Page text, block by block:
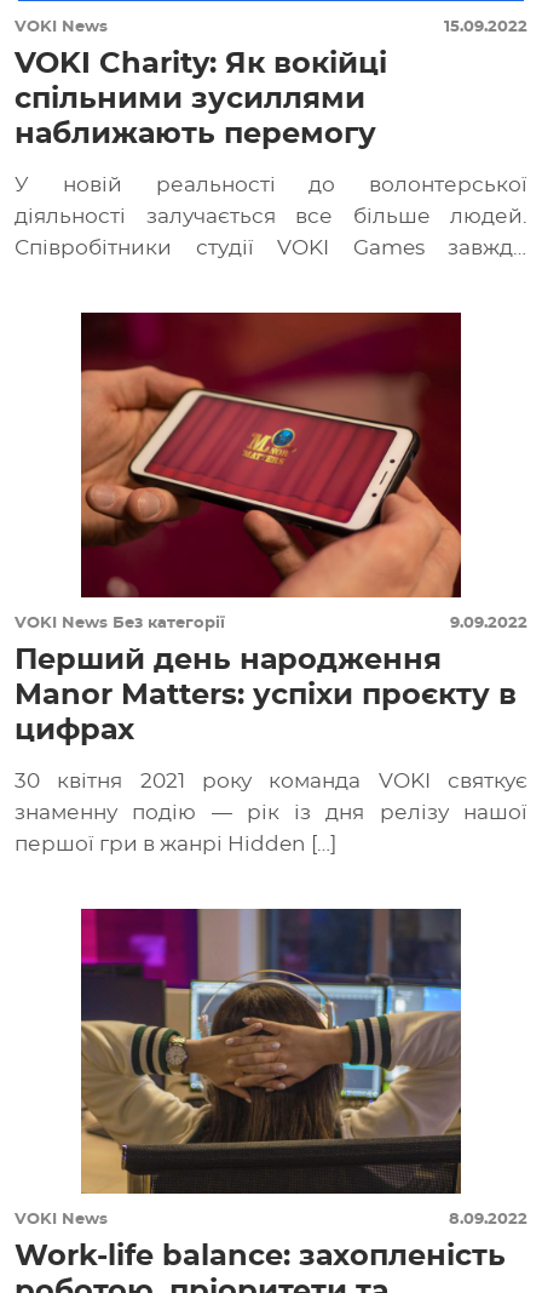
VOKI News 15.09.2022
VOKI Charity: Як вокійці
спільними зусиллями
наближають перемогу
У новій реальності до волонтерської
діяльності залучається все більше людей.
Співробітники студії VOKI Games завжди
VOKI News Без категорії 9.09.2022
Перший день народження
Manor Matters: успіхи проєкту в
цифрах
30 квітня 2021 року команда VOKI святкує
знаменну подію — рік із дня релізу нашої
першої гри в жанрі Hidden […]
VOKI News 8.09.2022
Work-life balance: захопленість